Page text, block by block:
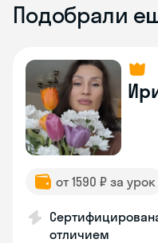
Подобрали
от 1590 ₽ за урок
отличием